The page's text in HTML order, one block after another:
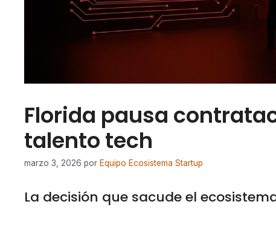
Florida pausa
talento tech
marzo 3, 2026 por Equipo Ecosistema Startup
La decisión que sacude el